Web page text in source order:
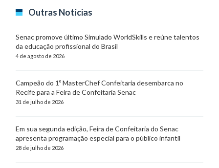
Outras Notícias
Senac promove último Simulado WorldSkills e reúne talentos
da educação profissional do Brasil
4 de agosto de 2026
Campeão do 1º MasterChef Confeitaria desembarca no
Recife para a Feira de Confeitaria Senac
31 de julho de 2026
Em sua segunda edição, Feira de Confeitaria do Senac
apresenta programação especial para o público infantil
28 de julho de 2026